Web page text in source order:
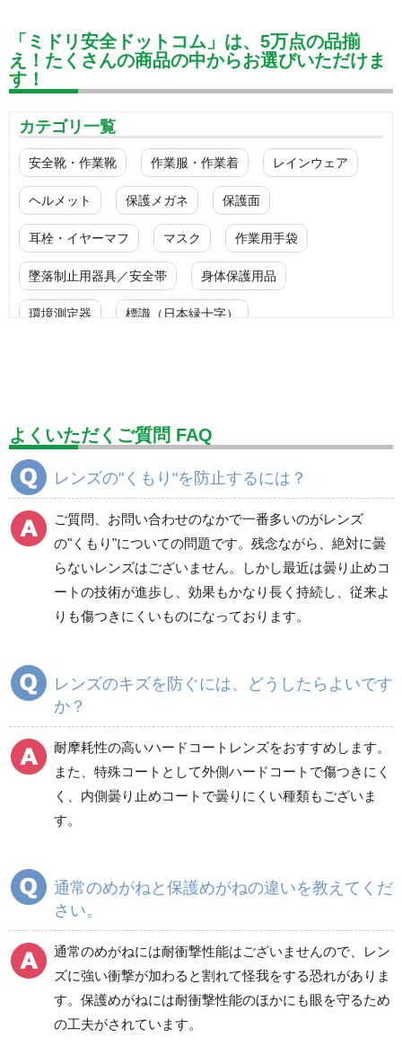
「ミドリ安全ドットコム」は、5万点の品揃
え！たくさんの商品の中からお選びいただけま
す！
カテゴリ一覧
安全靴・作業靴 作業服・作業着 レインウェア
ヘルメット 保護メガネ 保護面
耳栓・イヤーマフ マスク 作業用手袋
墜落制止用器具／安全帯 身体保護用品
環境測定器 標識（日本緑十字）
設備用品・作業補助用品 工事作業用品
分煙対策機器
電気保守用品 ワイパー クリーンルーム対策用品
防災グッズ（防災セット） 救急医療品
健康管理器具 季節商品 ウイルス対策用品
商品カテゴリ一覧
ネ
しゃ光メガネ その他
よくいただくご質問 FAQ
レンズの"くもり"を防止するには？
ご質問、お問い合わせのなかで一番多いのがレンズ
の"くもり"についての問題です。残念ながら、絶対に曇
らないレンズはございません。しかし最近は曇り止めコ
ートの技術が進歩し、効果もかなり長く持続し、従来よ
りも傷つきにくいものになっております。
レンズのキズを防ぐには、どうしたらよいです
か？
耐摩耗性の高いハードコートレンズをおすすめします。
また、特殊コートとして外側ハードコートで傷つきにく
く、内側曇り止めコートで曇りにくい種類もございま
す。
通常のめがねと保護めがねの違いを教えてくだ
さい。
通常のめがねには耐衝撃性能はございませんので、レン
ズに強い衝撃が加わると割れて怪我をする恐れがありま
す。保護めがねには耐衝撃性能のほかにも眼を守るため
の工夫がされています。